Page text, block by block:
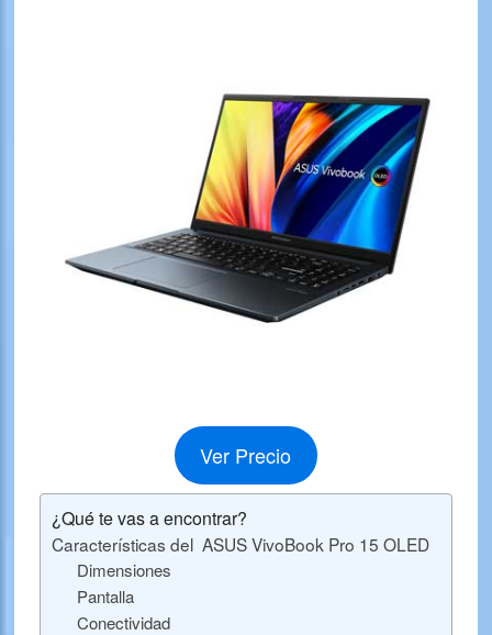
Ver Precio
¿Qué te vas a encontrar?
Características del ASUS VivoBook Pro 15 OLED
Dimensiones
Pantalla
Conectividad